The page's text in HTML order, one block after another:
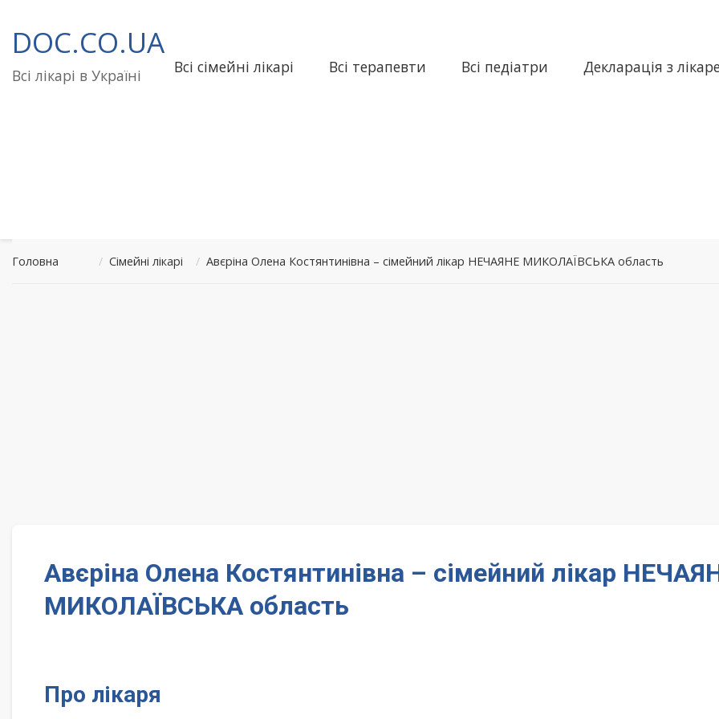
до
вмісту
DOC.CO.UA
Всі лікарі в Україні Всі сімейні лікарі Всі терапевти Всі педіатри Декларація з
Головна / Сімейні лікарі / Авєріна Олена Костянтинівна – сімейний лікар НЕЧАЯНЕ МИКОЛАЇВСЬКА область
Авєріна Олена Костянтинівна – сімейний лікар
МИКОЛАЇВСЬКА область
Про лікаря